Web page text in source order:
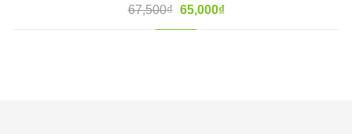
67,500₫ 65,000₫